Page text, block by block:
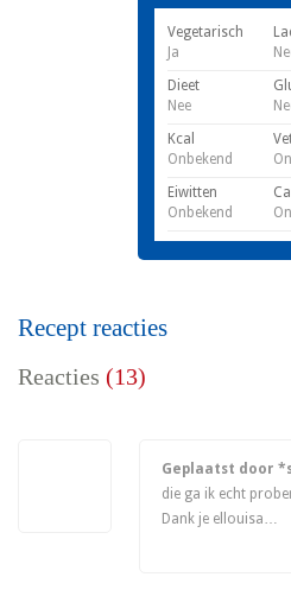
Vegetarisch
Ja
Dieet
Nee
Kcal
Onbekend
Eiwitten
Onbekend
Recept reacties
Reacties(13)
Geplaatst door
die ga ik echt
Dank je ellouisa…